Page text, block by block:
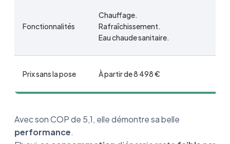
Fonctionnalités
Chauffage.
Rafraîchissement.
Eau chaude sanitaire.
Prix sans la pose À partir de 8 498 €
Avec son COP de 5,1, elle démontre sa belle
performance.